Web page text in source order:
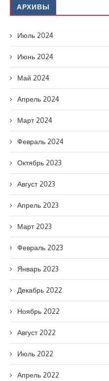
АРХИВЫ
Июль 2024
Июнь 2024
Май 2024
Апрель 2024
Март 2024
Февраль 2024
Октябрь 2023
Август 2023
Апрель 2023
Март 2023
Февраль 2023
Январь 2023
Декабрь 2022
Ноябрь 2022
Август 2022
Июль 2022
Апрель 2022